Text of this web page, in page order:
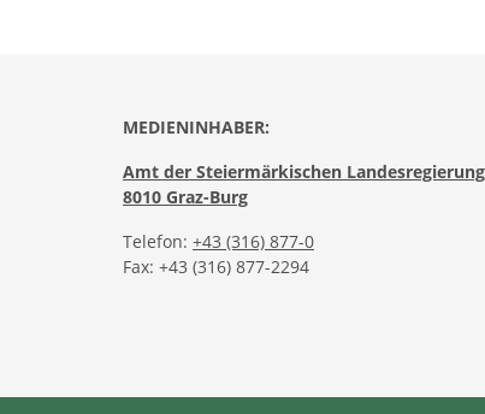
MEDIENINHABER:
Amt der Steiermärkischen Landesregierung
8010 Graz-Burg
Telefon: +43 (316) 877-0
Fax: +43 (316) 877-2294